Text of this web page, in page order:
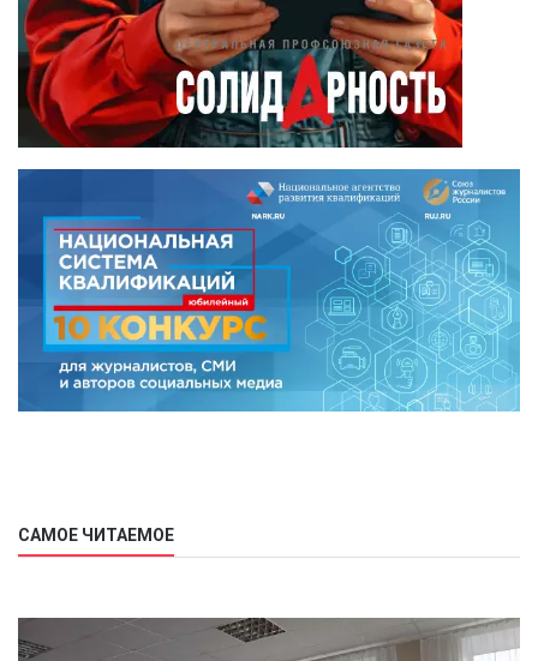
САМОЕ ЧИТАЕМОЕ